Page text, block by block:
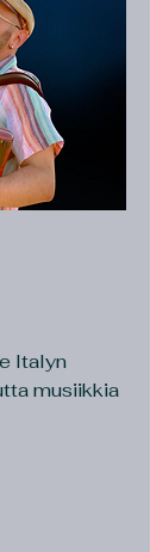
Italyn
musiikkia